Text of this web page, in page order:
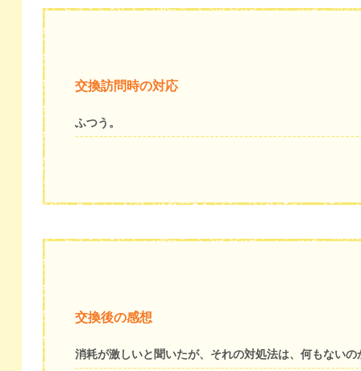
交換訪問時の対応
ふつう。
交換後の感想
消耗が激しいと聞いたが、それの対処法は、何もないの